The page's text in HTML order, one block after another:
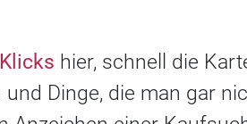
hier, schnell die
und Dinge, die man gar